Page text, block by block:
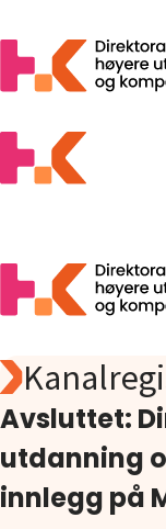
Søk
Åpen tilgang
Statistikk
Aktuelt
Om
Avsluttet:
utdanning
innlegg på